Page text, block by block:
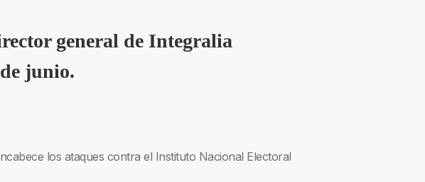
general de Integralia
junio.
los ataques contra el Instituto Nacional Electoral